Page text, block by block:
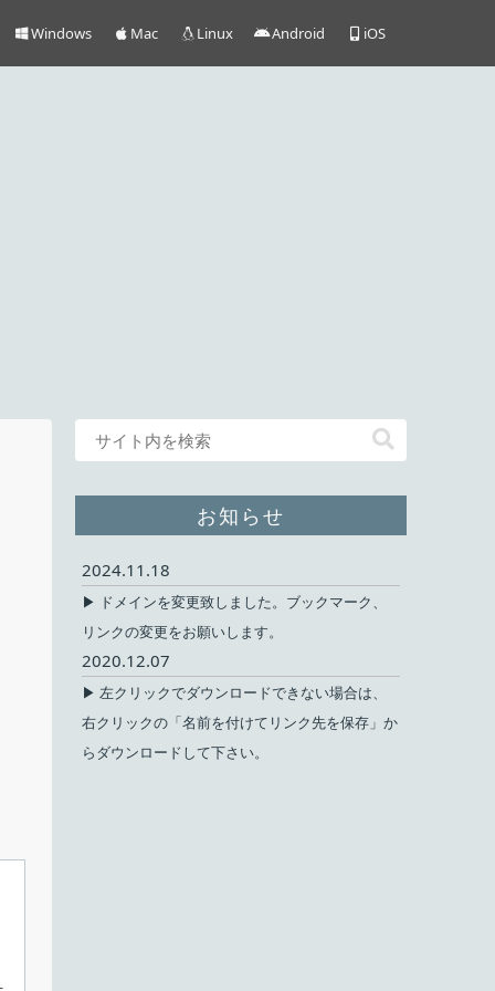
Windows Mac Linux Android iOS
お知らせ
2024.11.18
▶ ドメインを変更致しました。ブックマーク、
リンクの変更をお願いします。
2020.12.07
▶ 左クリックでダウンロードできない場合は、
右クリックの「名前を付けてリンク先を保存」か
らダウンロードして下さい。